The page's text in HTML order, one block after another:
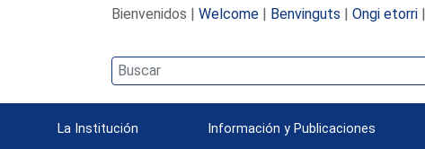
Bienvenidos | Welcome| Benvinguts | Ongi etorri|
La Institución Información y Publicaciones